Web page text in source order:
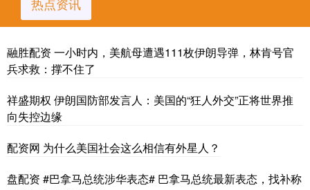
融胜配资 一小时内，美航母遭遇111枚伊朗导弹，林肯号官
兵求救：撑不住了
祥盛期权 伊朗国防部发言人：美国的“狂人外交”正将世界推
向失控边缘
配资网 为什么美国社会这么相信有外星人？
盘配资 #巴拿马总统涉华表态# 巴拿马总统最新表态，找补称